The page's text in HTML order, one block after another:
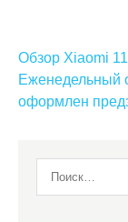
по
записям
Обзор Xiaomi
Еженедельный
оформлен